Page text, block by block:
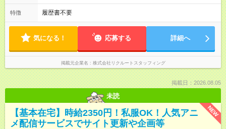
特徴 履歴書不要
気になる！ 応募する 詳細へ
掲載元企業名 株式会社リクルートスタッフィング
掲載日：2026.08.05
未読
NEW
【基本在宅】時給2350円！私服OK！人気アニ
メ配信サービスでサイト更新や企画等